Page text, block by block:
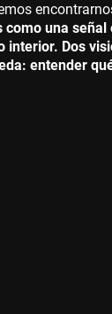
una
interior. Dos
entender